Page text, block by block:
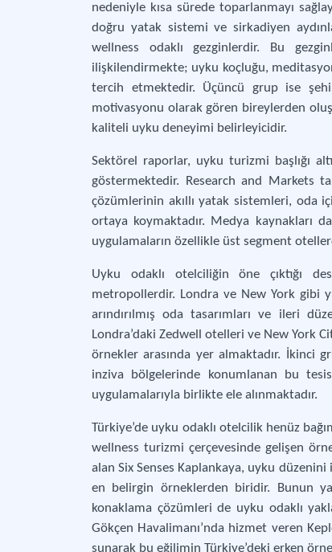
nedeniyle kısa sürede toparlanmayı
doğru yatak sistemi ve sirkadiyen
wellness odaklı gezginlerdir. Bu
ilişkilendirmekte; uyku koçluğu,
tercih etmektedir. Üçüncü grup ise
motivasyonu olarak gören bireylerden
kaliteli uyku deneyimi belirleyicidir.
Sektörel raporlar, uyku turizmi başlığı
göstermektedir. Research and Markets
çözümlerinin akıllı yatak sistemleri, oda
ortaya koymaktadır. Medya kaynakları
uygulamaların özellikle üst segment
Uyku odaklı otelciliğin öne çıktığı
metropollerdir. Londra ve New York gibi
arındırılmış oda tasarımları ve ileri
Londra’daki Zedwell otelleri ve New York
örnekler arasında yer almaktadır. İkinci
inziva bölgelerinde konumlanan bu
uygulamalarıyla birlikte ele alınmaktadır.
Türkiye’de uyku odaklı otelcilik henüz
wellness turizmi çerçevesinde gelişen
alan Six Senses Kaplankaya, uyku düzenini
en belirgin örneklerden biridir. Bunun
konaklama çözümleri de uyku odaklı
Gökçen Havalimanı’nda hizmet veren
sunarak bu eğilimin Türkiye’deki erken